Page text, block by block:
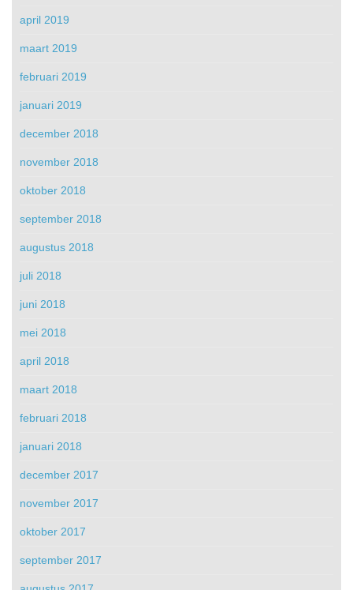
april 2019
maart 2019
februari 2019
januari 2019
december 2018
november 2018
oktober 2018
september 2018
augustus 2018
juli 2018
juni 2018
mei 2018
april 2018
maart 2018
februari 2018
januari 2018
december 2017
november 2017
oktober 2017
september 2017